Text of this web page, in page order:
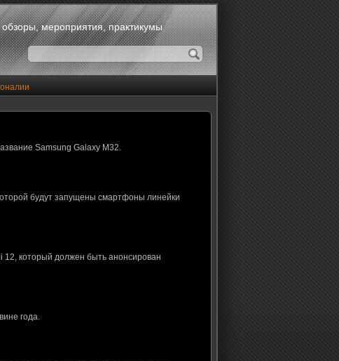
мероприятия, практикумы
Samsung Galaxy M32.
будут запущены смартфоны линейки
12, который должен быть анонсирован
года.